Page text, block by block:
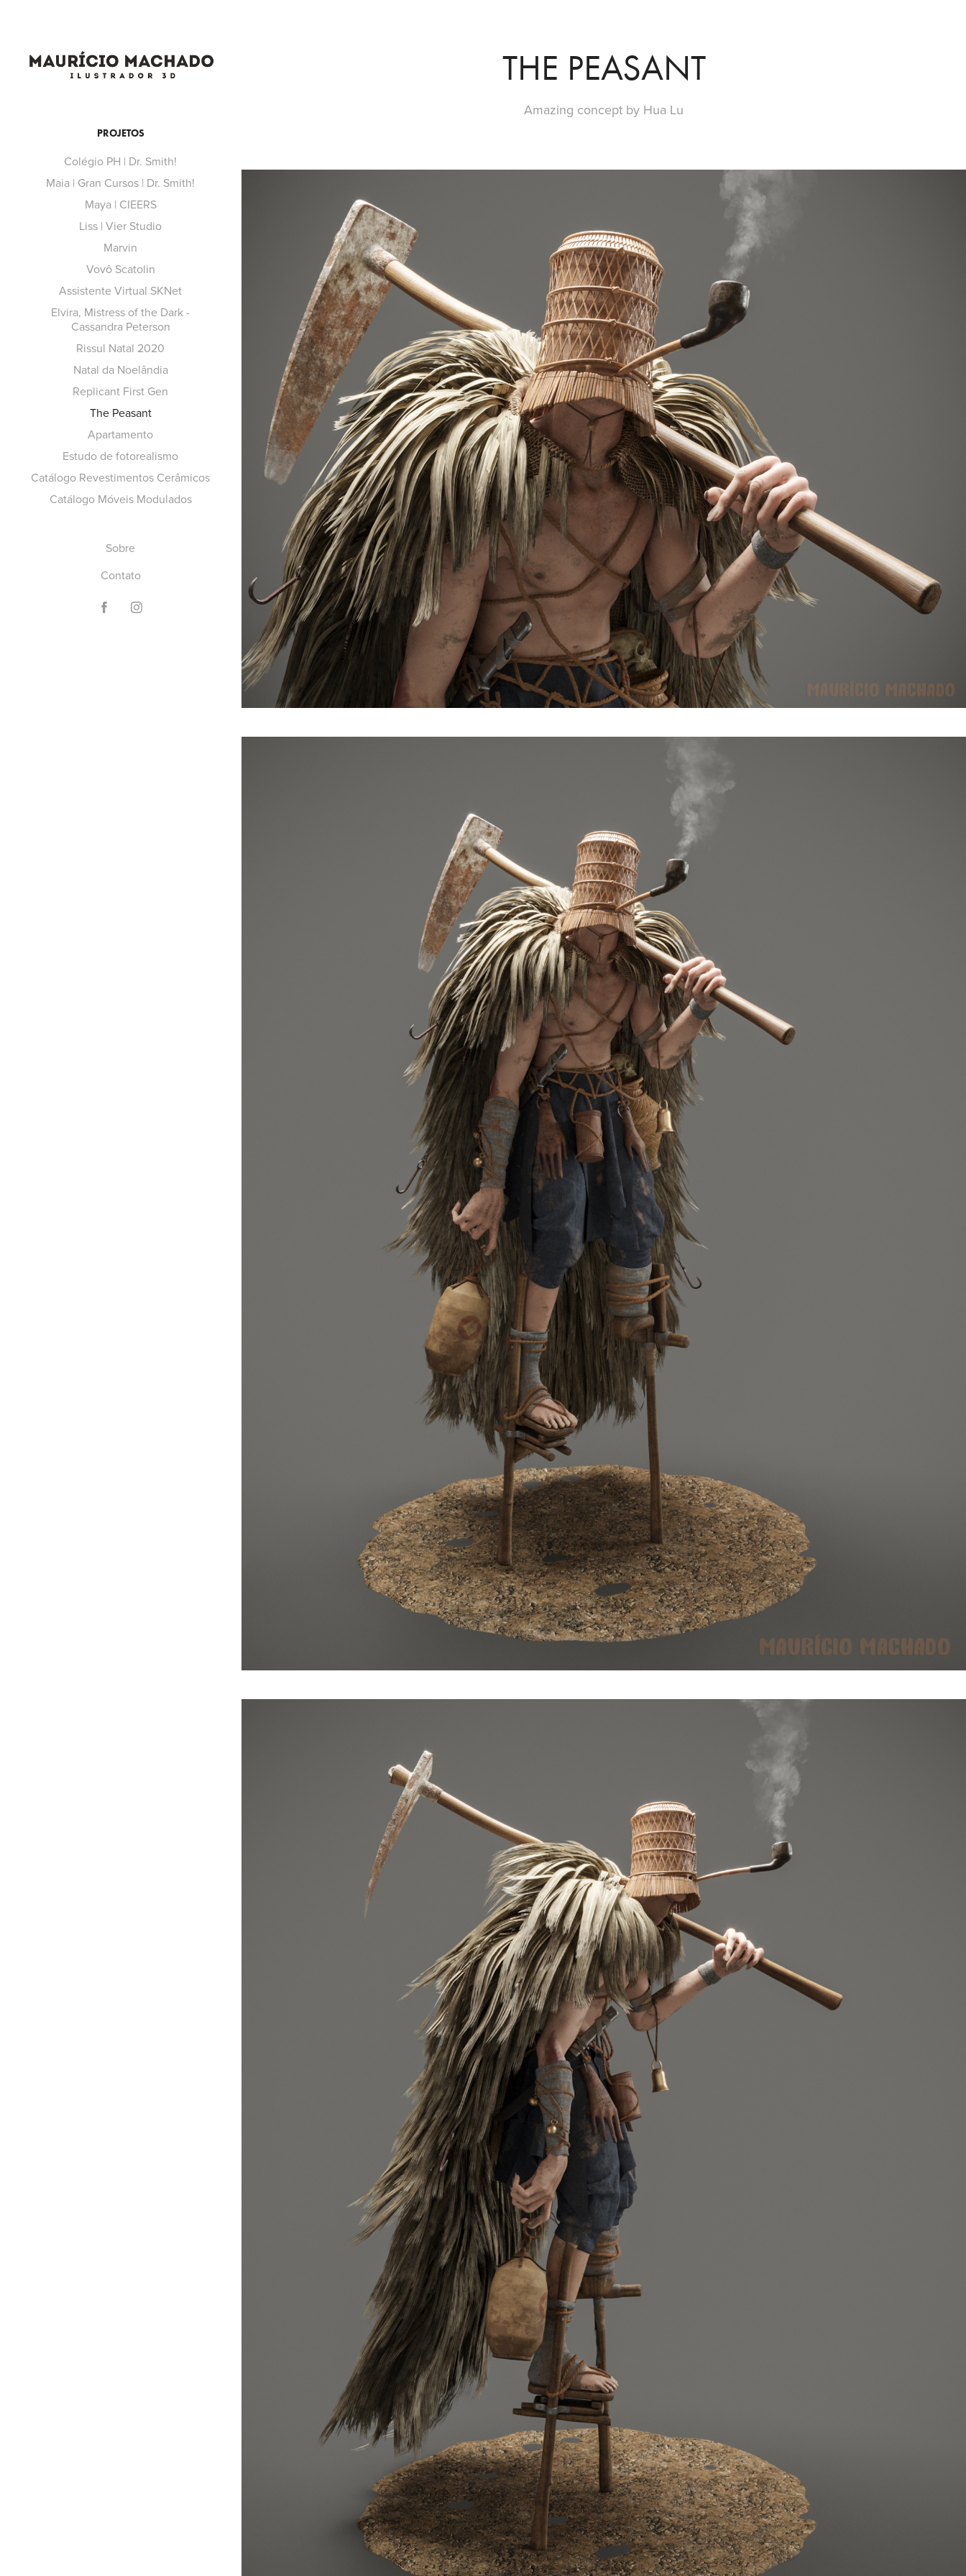
PROJETOS
Colégio PH | Dr. Smith!
Maia | Gran Cursos | Dr. Smith!
Maya | CIEERS
Liss | Vier Studio
Marvin
Vovô Scatolin
Assistente Virtual SKNet
Elvira, Mistress of the Dark -
Cassandra Peterson
Rissul Natal 2020
Natal da Noelândia
Replicant First Gen
The Peasant
Apartamento
Estudo de fotorealismo
Catálogo Revestimentos Cerâmicos
Catálogo Móveis Modulados
Sobre
Contato
THE PEASANT
Amazing concept by Hua Lu